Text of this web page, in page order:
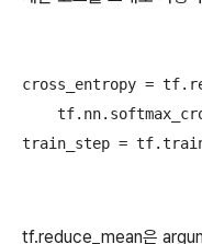
cross_entropy =
tf.reduce_mean은